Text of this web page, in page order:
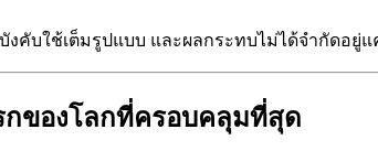
คับใช้เต็มรูปแบบ และผลกระทบไม่ได้จำกัดอยู่แ
ของโลกที่ครอบคลุมที่สุด